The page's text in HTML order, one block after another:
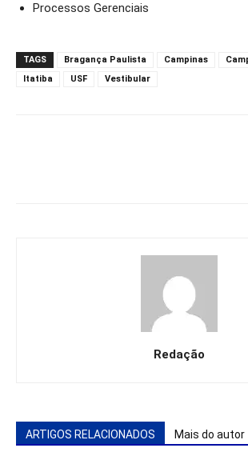
Processos Gerenciais
TAGS Bragança Paulista Campinas
Itatiba
USF Vestibular
Redação
ARTIGOS RELACIONADOS Mais do autor